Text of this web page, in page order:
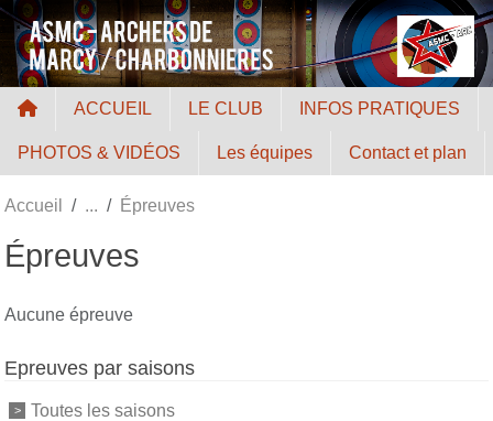
ACCUEIL LE CLUB INFOS PRATIQUES
PHOTOS & VIDÉOS Les équipes Contact et plan
Accueil Épreuves
Épreuves
Aucune épreuve
Epreuves par saisons
Toutes les saisons
Panneau de gestion des cookies